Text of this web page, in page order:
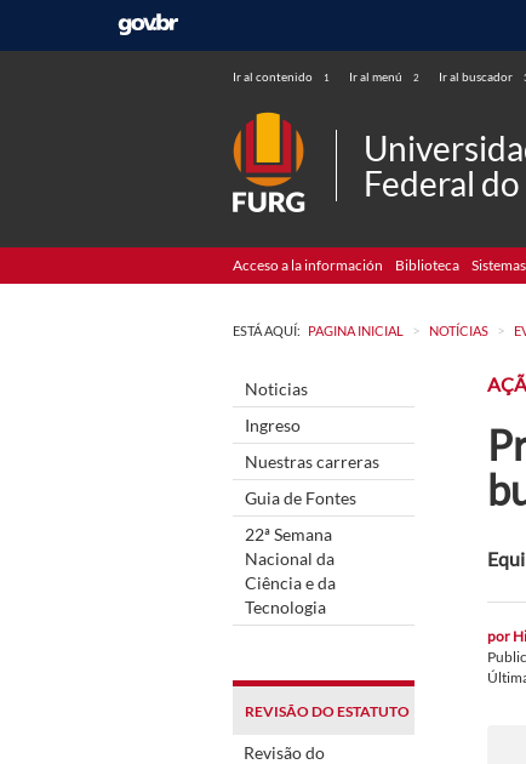
Ir al contenido 1 Ir al menú 2 Ir al buscador
Federal
Acceso a la información Biblioteca Sistemas
ESTÁ AQUÍ: PAGINA INICIAL > NOTÍCIAS >
Noticias
Ingreso
Nuestras carreras
Guia de Fontes
22ª Semana
Nacional da
Ciência e da
Tecnologia
REVISÃO DO ESTATUTO
Revisão do
por